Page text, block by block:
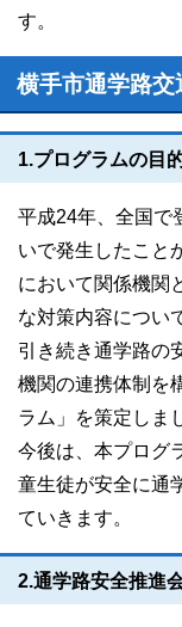
す。
横手市通学路
1.プログラムの目
平成24年、全国で
いで発生したこと
において関係機関
な対策内容につい
引き続き通学路の
機関の連携体制を
ラム」を策定しま
今後は、本プログ
童生徒が安全に通
ていきます。
2.通学路安全推進